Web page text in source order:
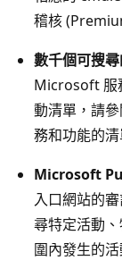
稽核
數千個可搜
Microsoft 服
動清單，請參
務和功能的
Microsoft
入口網站的
尋特定活動
圍內發生的活